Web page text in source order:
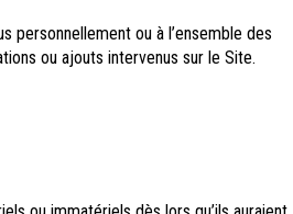
personnellement ou à l’ensemble des
ou ajouts intervenus sur le Site.